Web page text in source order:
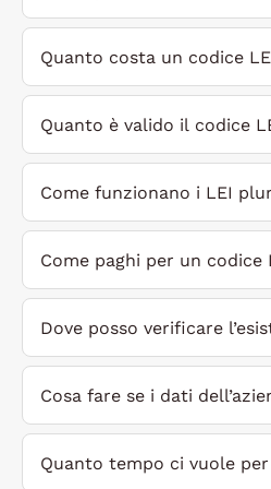
Quanto costa un codice
Quanto è valido il codice
Come funzionano i LEI
Come paghi per un codice
Dove posso verificare
Cosa fare se i dati
Quanto tempo ci vuole